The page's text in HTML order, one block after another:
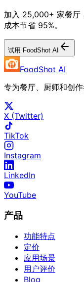
加入 25,000+ 家餐厅
成本节省 95%。
试用 FoodShot AI
FoodShot AI
专为餐厅、厨师和创
X (Twitter)
TikTok
Instagram
LinkedIn
YouTube
产品
功能特点
定价
应用场景
用户评价
Blog